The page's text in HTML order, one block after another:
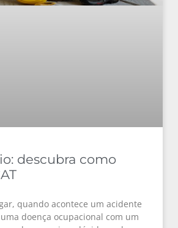
descubra como
quando acontece um acidente
doença ocupacional com um